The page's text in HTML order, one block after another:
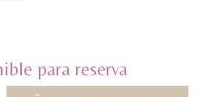
para reserva